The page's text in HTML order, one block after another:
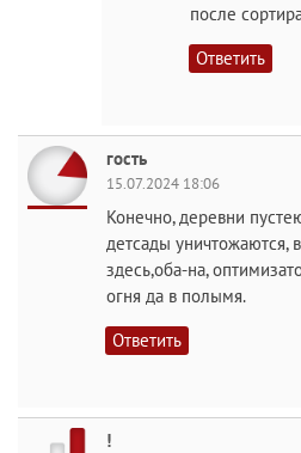
после
Ответить
гость
15.07.2024 18:06
Конечно, деревни
детсады уничтожаются,
здесь,оба-на,
огня да в полымя.
Ответить
!